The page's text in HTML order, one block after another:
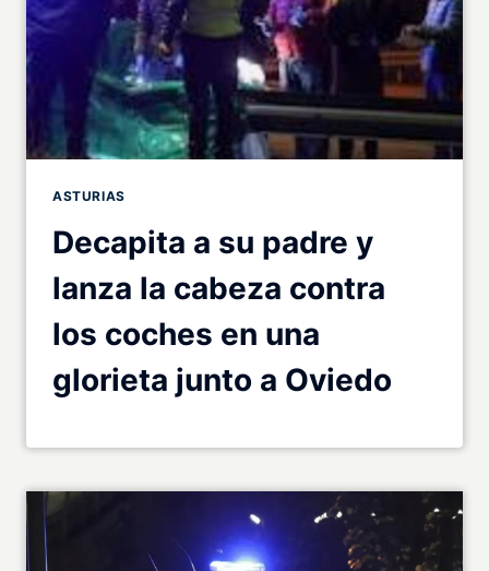
ASTURIAS
Decapita a su padre y
lanza la cabeza contra
los coches en una
glorieta junto a Oviedo